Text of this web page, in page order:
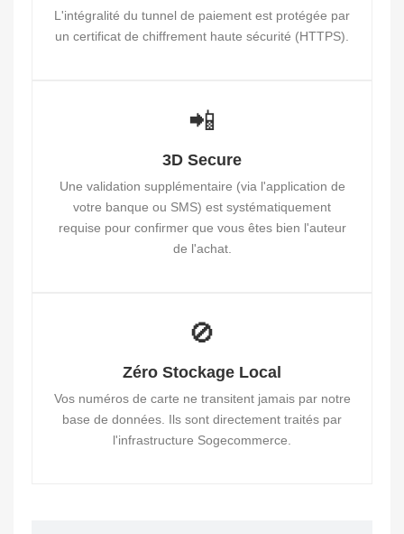
L'intégralité du tunnel de paiement est protégée par
un certificat de chiffrement haute sécurité (HTTPS).
📲
3D Secure
Une validation supplémentaire (via l'application de
votre banque ou SMS) est systématiquement
requise pour confirmer que vous êtes bien l'auteur
de l'achat.
🚫
Zéro Stockage Local
Vos numéros de carte ne transitent jamais par notre
base de données. Ils sont directement traités par
l'infrastructure Sogecommerce.